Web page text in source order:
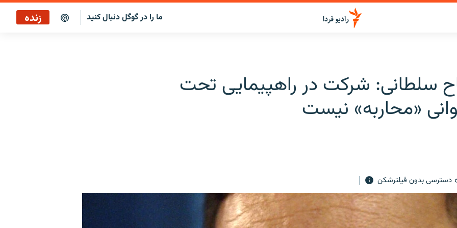
ما را در گوگل دنبال کنید زنده
سلطانی: شرکت در راهپیمایی تحت
«محاربه» نیست
دسترسی بدون فیلترشکن